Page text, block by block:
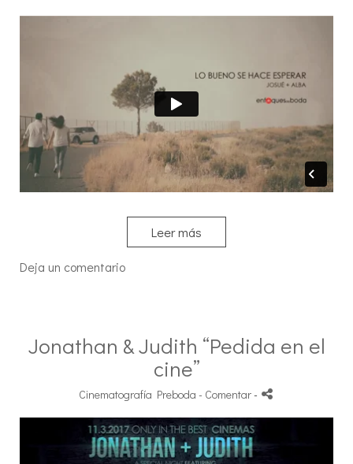
Leer más
Deja un comentario
Jonathan & Judith “Pedida en el
cine”
Cinematografía Preboda - Comentar-